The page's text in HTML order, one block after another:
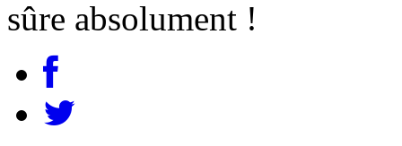
sûre absolument !